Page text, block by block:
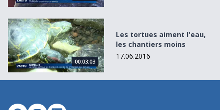
Les tortues aiment l&#039;eau, les chantiers moins
00:03:03
Les tortues aiment l'eau,
les chantiers moins
17.06.2016